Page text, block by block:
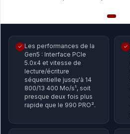
✓ Les performances de la
Gen5 : Interface PCIe
5.0x4 et vitesse de
lecture/écriture
séquentielle jusqu'à 14
800/13 400 Mo/s¹, soit
presque deux fois plus
rapide que le 990 PRO².
✓